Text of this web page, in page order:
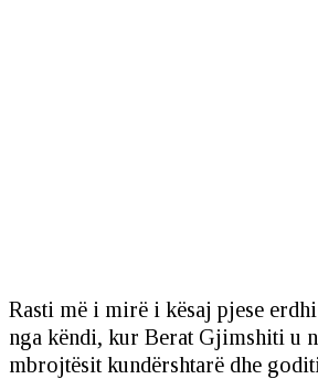
Rasti më i mirë i kësaj pjese
nga këndi, kur Berat Gjimshiti u
mbrojtësit kundërshtarë dhe